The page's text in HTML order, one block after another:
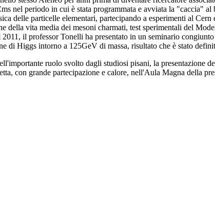
nel periodo in cui è stata programmata e avviata la "caccia"
delle particelle elementari, partecipando a esperimenti al
della vita media dei mesoni charmati, test sperimentali del
2011, il professor Tonelli ha presentato in un seminario
di Higgs intorno a 125GeV di massa, risultato che è stato
ruolo svolto dagli studiosi pisani, la presentazione
con grande partecipazione e calore, nell'Aula Magna della